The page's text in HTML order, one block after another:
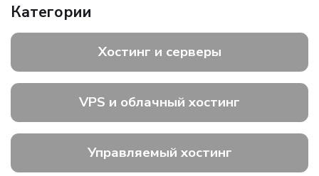
Категории
Хостинг и серверы
VPS и облачный хостинг
Управляемый хостинг